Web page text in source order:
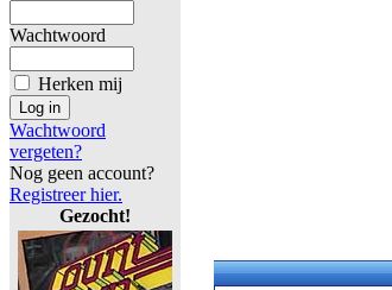
Wachtwoord
Herken mij
Wachtwoord
vergeten?
Nog geen account?
Registreer hier.
Gezocht!